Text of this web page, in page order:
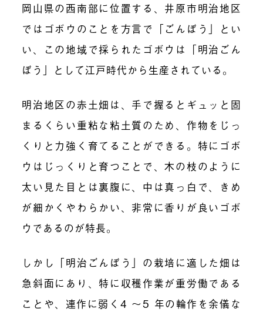
岡山県の西南部に位置する、井原市明治地区
ではゴボウのことを方言で「ごんぼう」とい
い、この地域で採られたゴボウは「明治ごん
ぼう」として江戸時代から生産されている。
明治地区の赤土畑は、手で握るとギュッと固
まるくらい重粘な粘土質のため、作物をじっ
くりと力強く育てることができる。特にゴボ
ウはじっくりと育つことで、木の枝のように
太い見た目とは裏腹に、中は真っ白で、きめ
が細かくやわらかい、非常に香りが良いゴボ
ウであるのが特長。
しかし「明治ごんぼう」の栽培に適した畑は
急斜面にあり、特に収穫作業が重労働である
ことや、連作に弱く 4 ～5 年の輪作を余儀な